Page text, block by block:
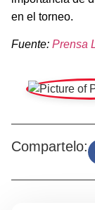
en el torneo.
Fuente: Prensa
Compartelo: